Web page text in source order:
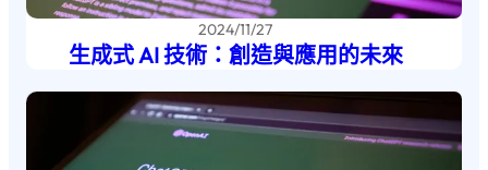
2024/11/27
生成式 AI 技術：創造與應用的未來